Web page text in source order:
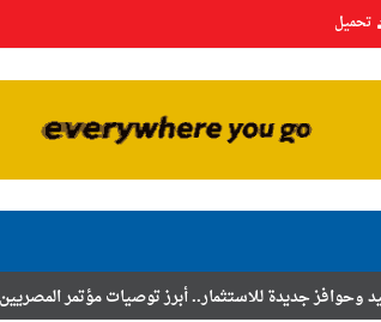
تحميل
أبرز توصيات مؤتمر المصريين بالخارج